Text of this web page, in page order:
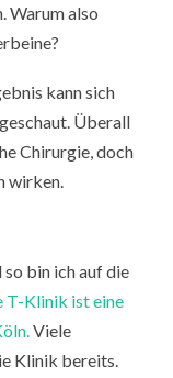
Warum also
kann sich
Überall
Chirurgie, doch
wirken.
bin ich auf die
T-Klinik ist eine
Viele
Klinik bereits.